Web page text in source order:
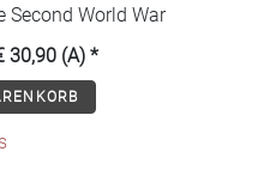
Second World War
30,90 (A) *